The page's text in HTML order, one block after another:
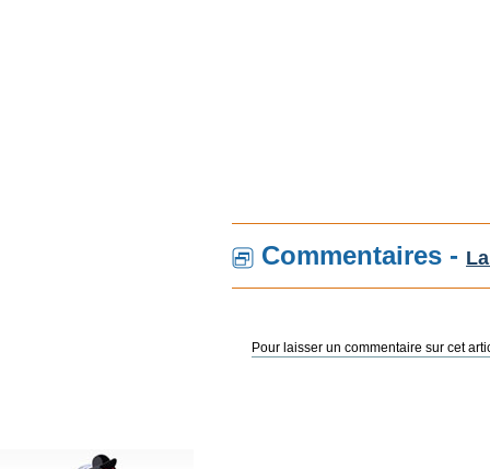
Commentaires -
Pour laisser un commentaire sur cet